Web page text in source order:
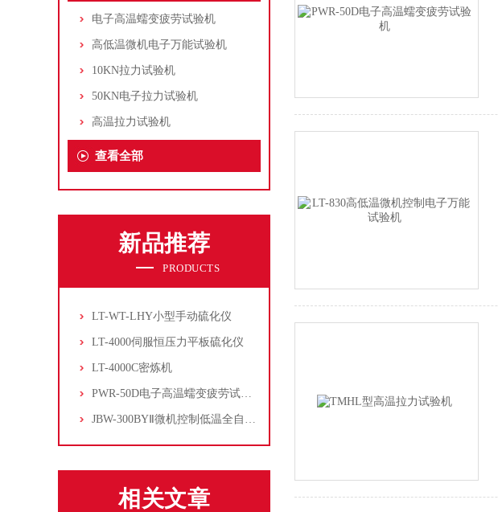
电子高温蠕变疲劳试验机
高低温微机电子万能试验机
10KN拉力试验机
50KN电子拉力试验机
高温拉力试验机
查看全部
新品推荐
PRODUCTS
LT-WT-LHY小型手动硫化仪
LT-4000伺服恒压力平板硫化仪
LT-4000C密炼机
PWR-50D电子高温蠕变疲劳试验机
JBW-300BYⅡ微机控制低温全自动冲击试验机
相关文章